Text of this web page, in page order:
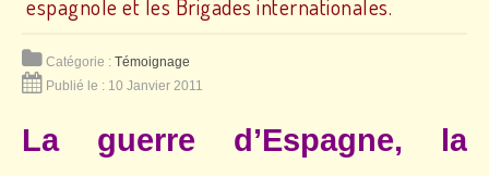
espagnole et les Brigades internationales.
Catégorie : Témoignage
Publié le : 10 Janvier 2011
La guerre d’Espagne, la